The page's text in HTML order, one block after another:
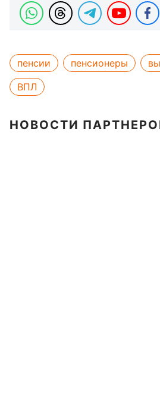
пенсии пенсионеры
ВПЛ
НОВОСТИ